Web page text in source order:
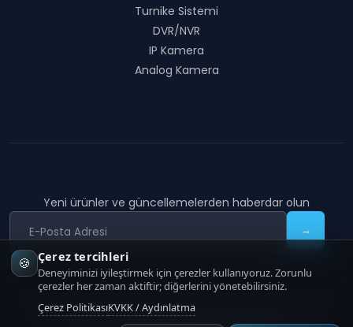
Turnike Sistemi
DVR/NVR
IP Kamera
Analog Kamera
Yeni ürünler ve güncellemelerden haberdar olun
→
COON TECHNOLOGY|Copyright2026
🍪 Çerez tercihleri
Deneyiminizi iyileştirmek için çerezler kullanıyoruz. Zorunlu
çerezler her zaman aktiftir; diğerlerini yönetebilirsiniz.
Çerez PolitikasıKVKK / Aydınlatma